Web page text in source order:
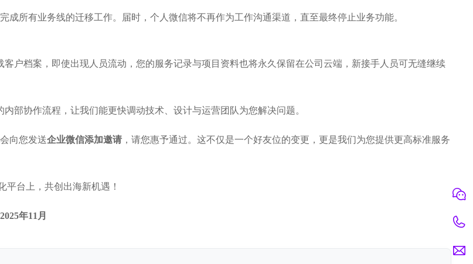
完成所有业务线的迁移工作。届时，个人微信将不再作为工作沟通渠道，直至最终停止业务功能。
客户档案，即使出现人员流动，您的服务记录与项目资料也将永久保留在公司云端，新接手人员可无缝继续
内部协作流程，让我们能更快调动技术、设计与运营团队为您解决问题。
向您发送企业微信添加邀请 ，请您惠予通过。这不仅是一个好友位的变更，更是我们为您提供更高标准服务
平台上，共创出海新机遇！
2025年11月